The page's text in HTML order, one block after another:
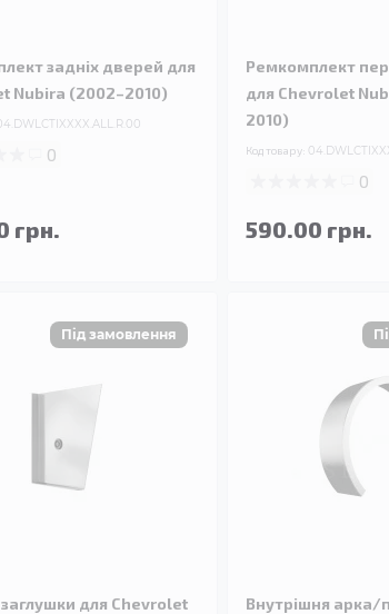
задніх дверей для
Nubira (2002–2010)
0
грн.
Ремкомплект
для Chevrolet
2010)
Код товару:
0
590.00 грн.
для Chevrolet
Внутрішня арка/